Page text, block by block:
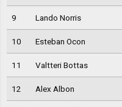
9 Lando Norris
10 Esteban Ocon
11 Valtteri Bottas
12 Alex Albon